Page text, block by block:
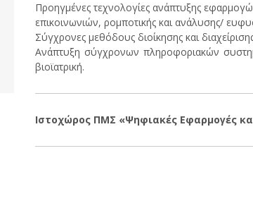
Προηγμένες τεχνολογίες ανάπτυξης
επικοινωνιών, ρομποτικής και ανάλυσης/
Σύγχρονες μεθόδους διοίκησης και
Ανάπτυξη σύγχρονων πληροφοριακών
βιοϊατρική.
Ιστοχώρος ΠΜΣ «Ψηφιακές Εφαρμογές